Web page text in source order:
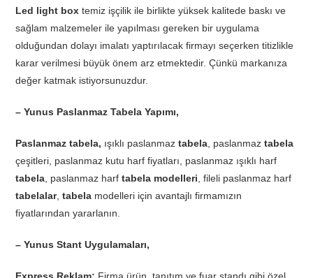
Led light box temiz işçilik ile birlikte yüksek kalitede baskı ve
sağlam malzemeler ile yapılması gereken bir uygulama
olduğundan dolayı imalatı yaptırılacak firmayı seçerken titizlikle
karar verilmesi büyük önem arz etmektedir. Çünkü markanıza
değer katmak istiyorsunuzdur.
– Yunus Paslanmaz Tabela Yapımı,
Paslanmaz tabela, ışıklı paslanmaztabela , paslanmaztabela
çeşitleri, paslanmaz kutu harf fiyatları, paslanmaz ışıklı harf
tabela , paslanmaz harftabela modelleri , fileli paslanmaz harf
tabelalar,tabela modelleri için avantajlı firmamızın
fiyatlarından yararlanın.
– Yunus Stant Uygulamaları,